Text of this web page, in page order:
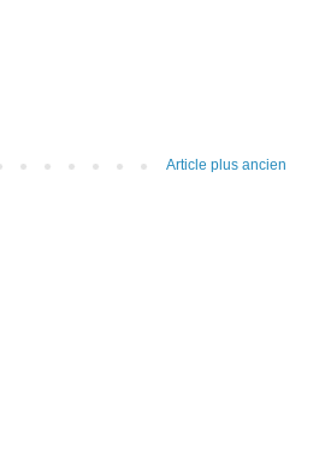
Article plus ancien